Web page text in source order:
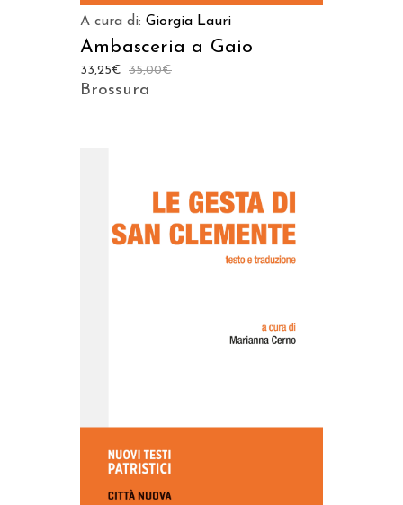
A cura di: Giorgia Lauri
Ambasceria a Gaio
35,00€
33,25€
Brossura
AGGIUNGI AL CARRELLO